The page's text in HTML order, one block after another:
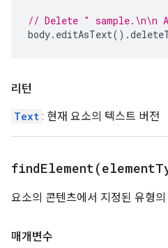
// Delete " sample.\n\n
body. editAsText().
리턴
Text : 현재 요소의 텍스트 버전
findElement(element
요소의 콘텐츠에서 지정된 유형
매개변수